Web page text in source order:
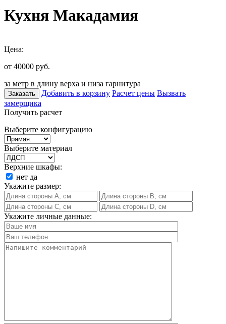
Кухня Макадамия
Цена:
от 40000 руб.
за метр в длину верха и низа гарнитура
Заказать Добавить в корзину Расчет цены Вызвать
замерщика
Получить расчет
Выберите конфигурацию
Выберите материал
Верхние шкафы:
нет да
Укажите размер:
Укажите личные данные: